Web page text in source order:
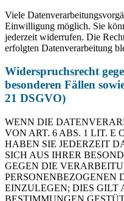
Viele
Einwilligung möglich. Sie
jederzeit widerrufen. Die
erfolgten Datenverarbeitung
Widerspruchsrecht
besonderen Fällen
21 DSGVO)
WENN DIE
VON ART. 6 ABS. 1 LIT. E
HABEN SIE JEDERZEIT
SICH AUS IHRER
GEGEN DIE
PERSONENBEZOGENEN
EINZULEGEN; DIES GILT
BESTIMMUNGEN